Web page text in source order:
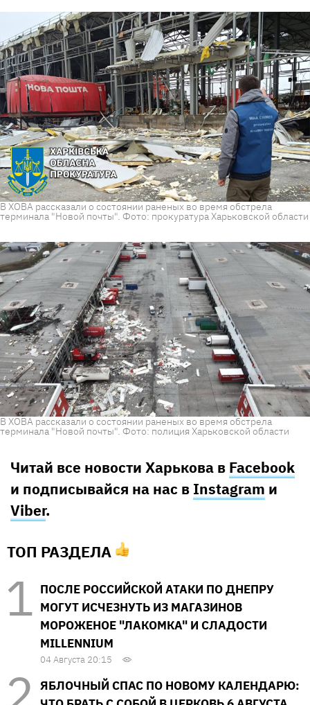
В ХОВА рассказали о состоянии раненых во время обстрела
терминала "Новой почты". Фото: прокуратура Харьковской области
В ХОВА рассказали о состоянии раненых во время обстрела
терминала "Новой почты". Фото: полиция Харьковской области
Читай все новости Харькова в Facebook
и подписывайся на нас в Instagram и
Viber.
ТОП РАЗДЕЛА
ПОСЛЕ РОССИЙСКОЙ АТАКИ ПО ДНЕПРУ
МОГУТ ИСЧЕЗНУТЬ ИЗ МАГАЗИНОВ
МОРОЖЕНОЕ "ЛАКОМКА" И СЛАДОСТИ
MILLENNIUM
04 Августа 20:15
ЯБЛОЧНЫЙ СПАС ПО НОВОМУ КАЛЕНДАРЮ: